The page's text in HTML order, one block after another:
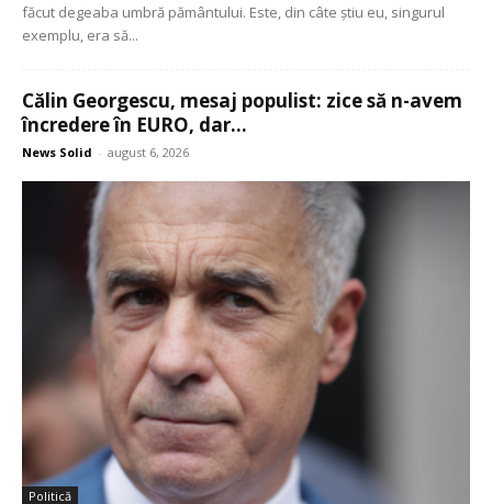
făcut degeaba umbră pământului. Este, din câte știu eu, singurul
exemplu, era să...
Călin Georgescu, mesaj populist: zice să n-avem
încredere în EURO, dar...
News Solid - august 6, 2026
Politică